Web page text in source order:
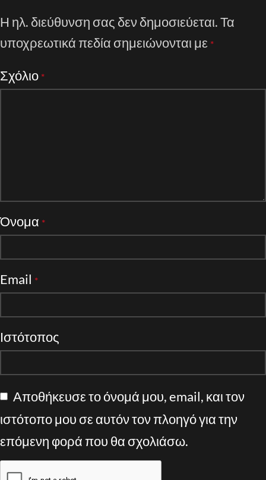
Η ηλ. διεύθυνση σας δεν δημοσιεύεται.Τα
υποχρεωτικά πεδία σημειώνονται με *
Σχόλιο *
Όνομα *
Email *
Ιστότοπος
Αποθήκευσε το όνομά μου, email, και τον
ιστότοπο μου σε αυτόν τον πλοηγό για την
επόμενη φορά που θα σχολιάσω.